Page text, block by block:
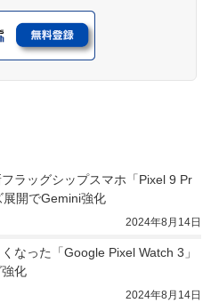
ラッグシップスマホ「Pixel 9 Pr
開でGemini強化
2024年8月14日
なった「Google Pixel Watch 3」
化
2024年8月14日